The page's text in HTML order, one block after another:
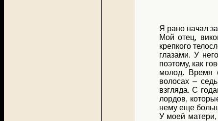
Я рано начал
Мой отец,
крепкого
глазами. У
поэтому, как
молод. Время
волосах –
взгляда. С
лордов,
нему еще
У моей